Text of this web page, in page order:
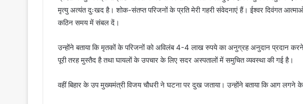
मृत्यु अत्यंत दुःखद है। शोक-संतप्त परिजनों के प्रति मेरी गहरी संवेदनाएं हैं। ईश्वर दिवंगत
कठिन समय में संबल दें।
उन्होंने बताया कि मृतकों के परिजनों को अविलंब 4-4 लाख रुपये का अनुग्रह अनुदान प्रदान करने
पूरी तरह मुस्तैद है तथा घायलों के उपचार के लिए सदर अस्पतालों में समुचित व्यवस्था की गई है।
वहीं बिहार के उप मुख्यमंत्री विजय चौधरी ने घटना पर दुख जताया। उन्होंने बताया कि आग लगने के